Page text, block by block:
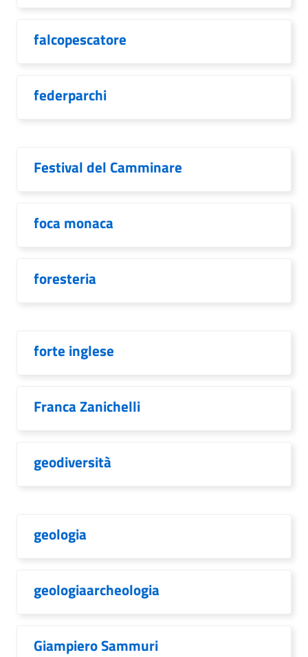
falcopescatore
federparchi
Festival del Camminare
foca monaca
foresteria
forte inglese
Franca Zanichelli
geodiversità
geologia
geologiaarcheologia
Giampiero Sammuri